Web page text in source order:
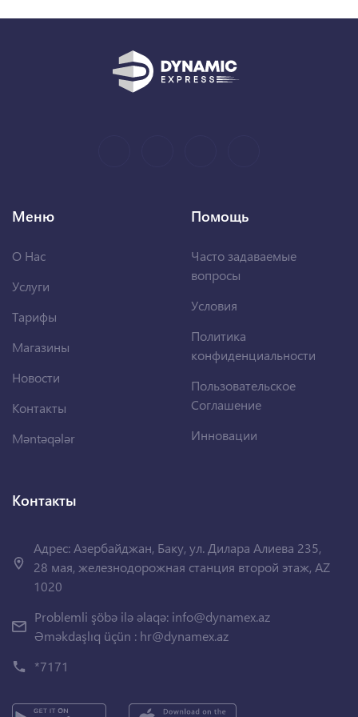
Меню
О Нас
Услуги
Тарифы
Магазины
Новости
Контакты
Məntəqələr
Помощь
Часто задаваемые
вопросы
Условия
Политика
конфиденциальности
Пользовательское
Соглашение
Инновации
Контакты
Адрес: Азербайджан, Баку, ул. Дилара Алиева 235,
28 мая, железнодорожная станция второй этаж, AZ
1020
Problemli şöbə ilə əlaqə: info@dynamex.az
Əməkdaşlıq üçün : hr@dynamex.az
*7171